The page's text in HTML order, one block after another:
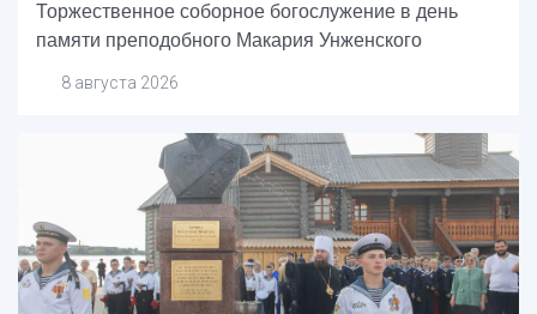
Торжественное соборное богослужение в день
памяти преподобного Макария Унженского
8 августа 2026